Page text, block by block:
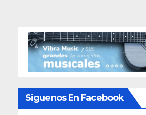
Siguenos En Facebook